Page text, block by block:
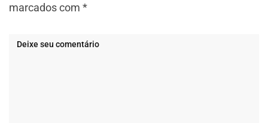
marcados com *